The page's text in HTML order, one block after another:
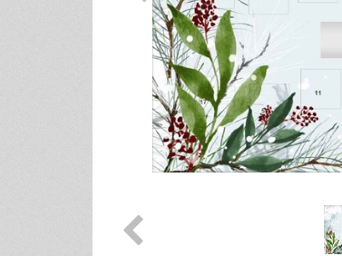
andere Größen
Tipps für ein gesundes Leben
Wohlfühltipps
Rezepte
Haushaltstipps
Pflanzen & Tiere
Infos zu Pflanzen/Gartentipps
Infos zu Tieren